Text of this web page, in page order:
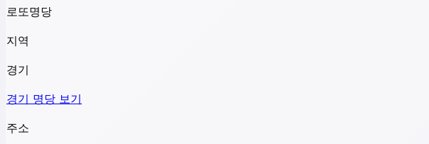
로또명당
지역
경기
경기 명당 보기
주소